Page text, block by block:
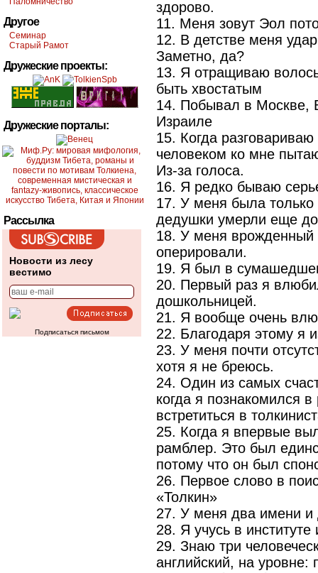
Другое
Семинар
Старый Рамот
Дружеские проекты:
Дружеские порталы:
Рассылка
Новости из лесу
вестимо
Подписаться письмом
здорово.
11. Меня зовут Эол
12. В детстве меня
Заметно, да?
13. Я отращиваю
быть хвостатым
14. Побывал в Москве,
Израиле
15. Когда
человеком ко мне
Из-за голоса.
16. Я редко бываю
17. У меня была
дедушки умерли еще
18. У меня врожденный
оперировали.
19. Я был в
20. Первый раз я
дошкольницей.
21. Я вообще очень
22. Благодаря этому я
23. У меня почти
хотя я не бреюсь.
24. Один из самых
когда я познакомился
встретиться в
25. Когда я впервые
рамблер. Это был
потому что он был
26. Первое слово в
«Толкин»
27. У меня два имени и
28. Я учусь в
29. Знаю три
английский, на